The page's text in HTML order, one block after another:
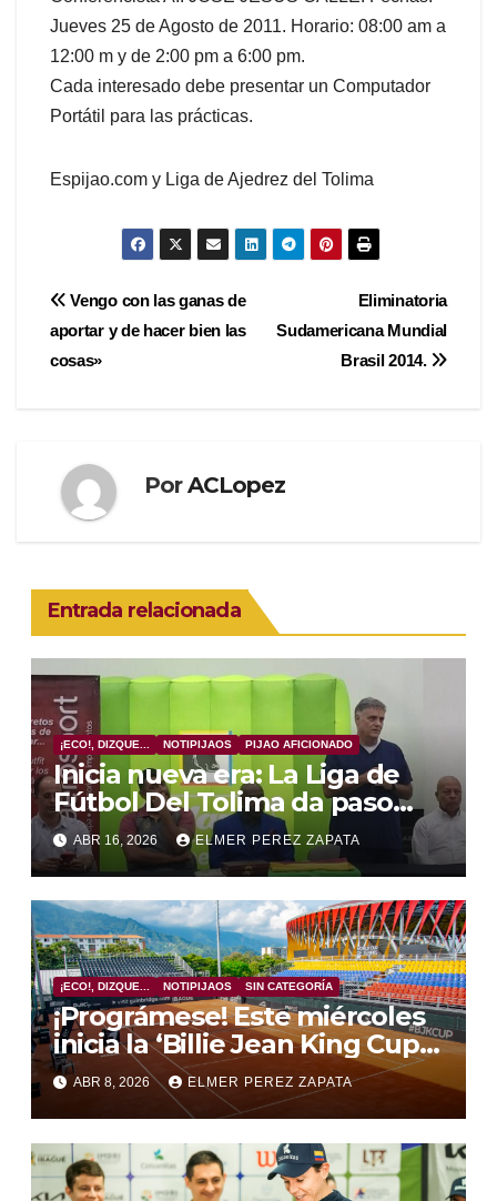
Jueves 25 de Agosto de 2011. Horario: 08:00 am a
12:00 m y de 2:00 pm a 6:00 pm.
Cada interesado debe presentar un Computador
Portátil para las prácticas.
Espijao.com y Liga de Ajedrez del Tolima
Navegación
de
Eliminatoria
Sudamericana Mundial
Brasil 2014.
Vengo con las ganas de
aportar y de hacer bien las
cosas»
PorACLopez
Entrada relacionada
¡ECO!, DIZQUE... NOTIPIJAOS PIJAO AFICIONADO
Inicia nueva era: La Liga de
Fútbol Del Tolima da paso
gigante, firma convenio para
cancha y sede
ABR 16, 2026 ELMER PEREZ ZAPATA
¡ECO!, DIZQUE... NOTIPIJAOS SIN CATEGORÍA
¡Prográmese! Este miércoles
inicia la ‘Billie Jean King Cup’
en el Complejo de Raquetas
del Parque Deportivo
ABR 8, 2026 ELMER PEREZ ZAPATA